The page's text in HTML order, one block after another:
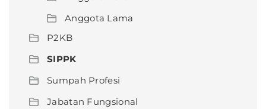
Anggota Lama
P2KB
SIPPK
Sumpah Profesi
Jabatan Fungsional